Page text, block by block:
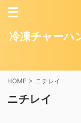
冷凍チャーハ
HOME > ニチレイ
ニチレイ